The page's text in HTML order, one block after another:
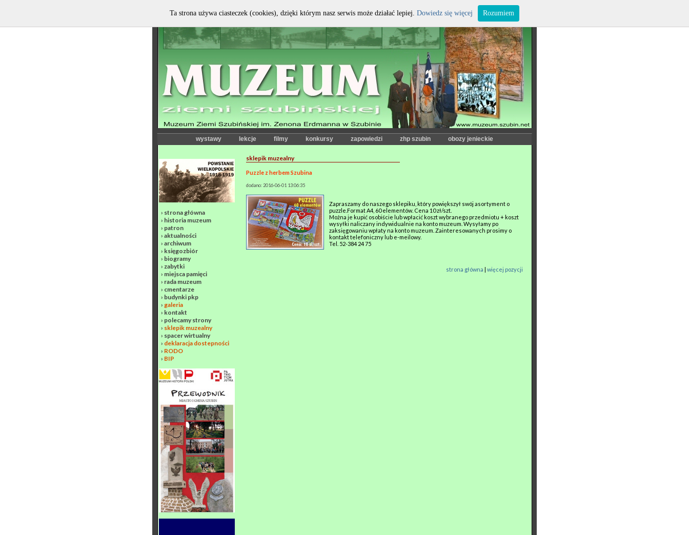
kontrast: czcionka:
wystawy lekcje filmy konkursy zapowiedzi zhp szubin obozy jenieckie
› strona główna
› historia muzeum
› patron
› aktualności
› archiwum
› księgozbiór
› biogramy
› zabytki
› miejsca pamięci
› rada muzeum
› cmentarze
› budynki pkp
› galeria
› kontakt
› polecamy strony
› sklepik muzealny
› spacer wirtualny
› deklaracja dostepności
› RODO
› BIP
sklepik muzealny
Puzzle z herbem Szubina
dodano: 2016-06-01 13:06:35
Zapraszamy do naszego sklepiku, który powiększył swój asortyment o
puzzle.Format A4, 60 elementów. Cena 10 zł/szt.
Można je kupić osobiście lub wpłacić koszt wybranego przedmiotu + koszt
wysyłki naliczany indywidualnie na konto muzeum. Wysyłamy po
zaksięgowaniu wpłaty na konto muzeum. Zainteresowanych prosimy o
kontakt telefoniczny lub e-meilowy.
Tel. 52-384 24 75
strona główna | więcej pozycji
Ta strona używa ciasteczek (cookies), dzięki którym nasz serwis może działać lepiej. Dowiedz się więcej Rozumiem